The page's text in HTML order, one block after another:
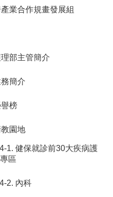
業合作規畫發展組
部主管簡介
簡介
榜
園地
1. 健保就診前30大疾病護
區
2. 內科